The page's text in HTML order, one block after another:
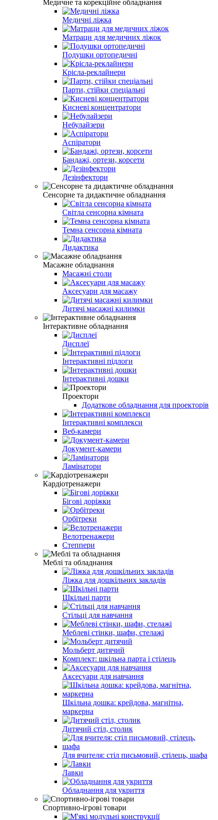
Медичне та корекційне обладнання
Медичні ліжка
Матраци для медичних ліжок
Подушки ортопедичні
Крісла-реклайнери
Парти, стійки спеціальні
Кисневі концентратори
Небулайзери
Аспіратори
Бандажі, ортези, корсети
Дезінфектори
Сенсорне та дидактичне обладнання
Світла сенсорна кімната
Темна сенсорна кімната
Дидактика
Масажне обладнання
Масажні столи
Аксесуари для масажу
Дитячі масажні килимки
Інтерактивне обладнання
Дисплеї
Інтерактивні підлоги
Інтерактивні дошки
Проектори
Додаткове обладнання для проекторів
Інтерактивні комплекси
Веб-камери
Документ-камери
Ламінатори
Кардіотренажери
Бігові доріжки
Орбітреки
Велотренажери
Степпери
Меблі та обладнання
Ліжка для дошкільних закладів
Шкільні парти
Стільці для навчання
Меблеві стінки, шафи, стелажі
Мольберт дитячий
Комплект: шкільна парта і стілець
Аксесуари для навчання
Шкільна дошка: крейдова, магнітна,
маркерна
Дитячий стіл, столик
Для вчителя: стіл письмовий, стілець, шафа
Лавки
Обладнання для укриття
Спортивно-ігрові товари